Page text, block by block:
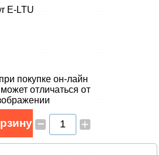
Outlet
E-LTU
покупке он-лайн
отличаться от
– +